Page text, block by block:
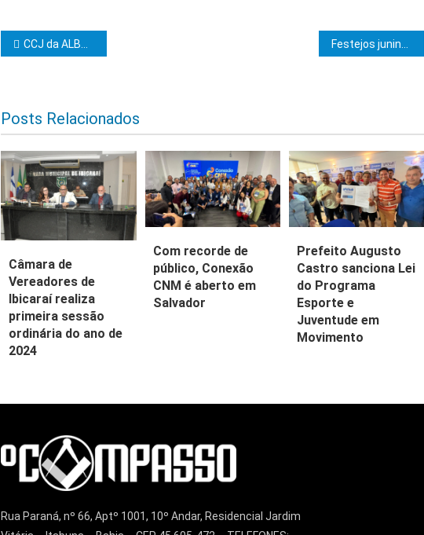
Navegação de Post
CCJ da ALBA aprova sete projetos de lei
Posts Relacionados
Câmara de
Vereadores de
Ibicaraí realiza
primeira sessão
ordinária do ano de
2024
Com recorde de
público, Conexão
CNM é aberto em
Salvador
Prefeito Augusto
Castro sanciona Lei
do Programa
Esporte e
Juventude em
Movimento
Rua Paraná, nº 66, Aptº 1001, 10º Andar, Residencial Jardim